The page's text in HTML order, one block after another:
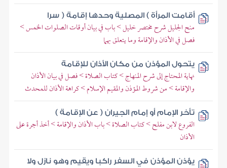
أقامت المرأة ) المصلية وحدها إقامة ( سرا
منح الجليل شرح مختصر خليل > باب في بيان أوقات الصلوات الخمس >
فصل في الأذان والإقامة وما يتعلق بهما
يتحول المؤذن من مكان الأذان للإقامة
نهاية المحتاج إلى شرح المنهاج > كتاب الصلاة > فصل في بيان الأذان
والإقامة > من شروط المؤذن والمقيم الإسلام > كراهة الأذان للمحدث
تأخر الإمام أو إمام الجيران ( عن الإقامة )
الفروع لابن مفلح > كتاب الصلاة > باب الأذان والإقامة > أخذ أجرة على
الأذان
يؤذن المؤذن في السفر راكبا ويقيم وهو نازل ولا